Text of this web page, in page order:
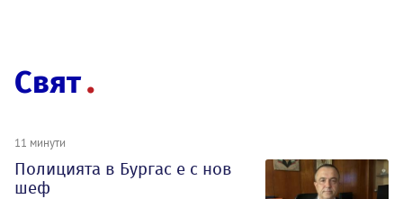
Свят
11 минути
Полицията в Бургас е с нов
шеф